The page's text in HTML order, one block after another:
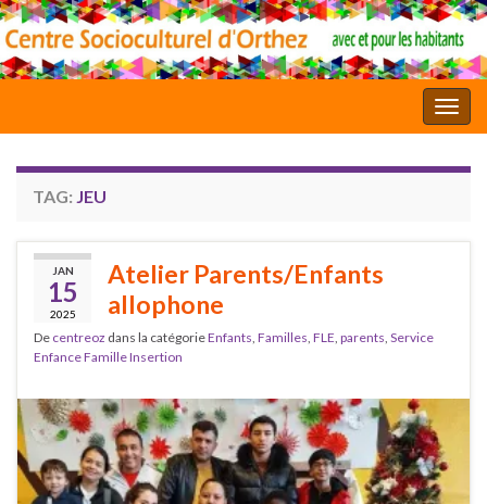
TAG: JEU
JAN
15
2025
Atelier Parents/Enfants
allophone
De centreoz dans la catégorieEnfants, Familles, FLE, parents, Service
Enfance Famille Insertion